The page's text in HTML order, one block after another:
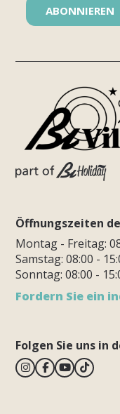
Öffnungszeiten
Montag - Freitag:
Samstag: 08:00 -
Sonntag: 08:00 -
Fordern Sie ein
Folgen Sie uns in